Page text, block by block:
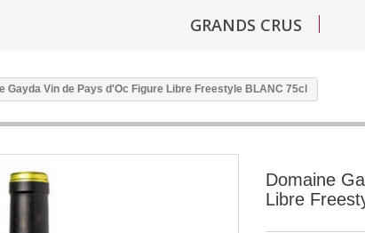
GRANDS CRUS
Gayda Vin de Pays d'Oc Figure Libre Freestyle BLANC 75cl
Domaine
Libre